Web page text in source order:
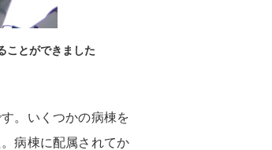
ことができました
。いくつかの病棟を
病棟に配属されてか